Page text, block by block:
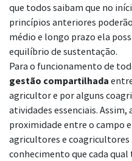
que todos saibam que no
princípios anteriores
médio e longo prazo ela
equilíbrio de sustentação.
Para o funcionamento de
gestão compartilhada
agricultor e por alguns
atividades essenciais.
proximidade entre o campo
agricultores e coagricultores
conhecimento que cada